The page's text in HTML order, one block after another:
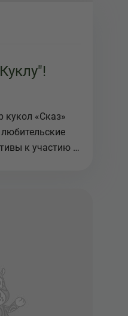
кукол «Сказ»
к участию в